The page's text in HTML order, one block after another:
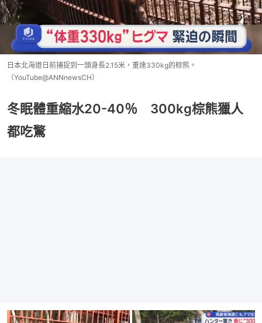
日本北海道日前捕捉到一頭身長2.15米，重達330kg的棕熊。
（YouTube@ANNnewsCH）
冬眠體重縮水20-40％ 300kg棕熊獵人
都吃驚